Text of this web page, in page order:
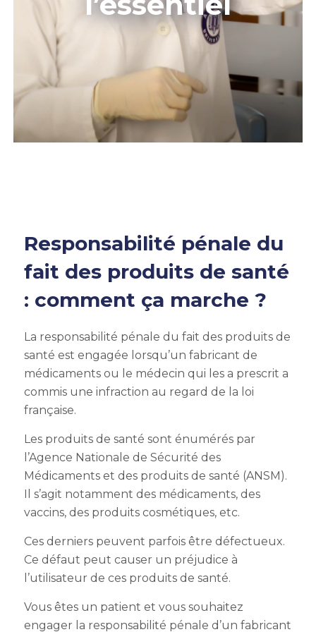
Responsabilité pénale du
fait des produits de santé
: comment ça marche ?
La responsabilité pénale du fait des produits de
santé est engagée lorsqu’un fabricant de
médicaments ou le médecin qui les a prescrit a
commis une infraction au regard de la loi
française.
Les produits de santé sont énumérés par
l’Agence Nationale de Sécurité des
Médicaments et des produits de santé (ANSM).
Il s’agit notamment des médicaments, des
vaccins, des produits cosmétiques, etc.
Ces derniers peuvent parfois être défectueux.
Ce défaut peut causer un préjudice à
l’utilisateur de ces produits de santé.
Vous êtes un patient et vous souhaitez
engager la responsabilité pénale d’un fabricant